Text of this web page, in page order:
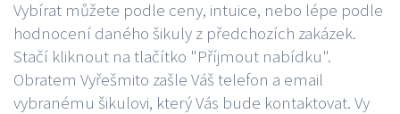
Vybírat můžete podle ceny, intuice, nebo lépe podle
hodnocení daného šikuly z předchozích zakázek.
Stačí kliknout na tlačítko "Příjmout nabídku".
Obratem Vyřešmito zašle Váš telefon a email
vybranému šikulovi, který Vás bude kontaktovat. Vy